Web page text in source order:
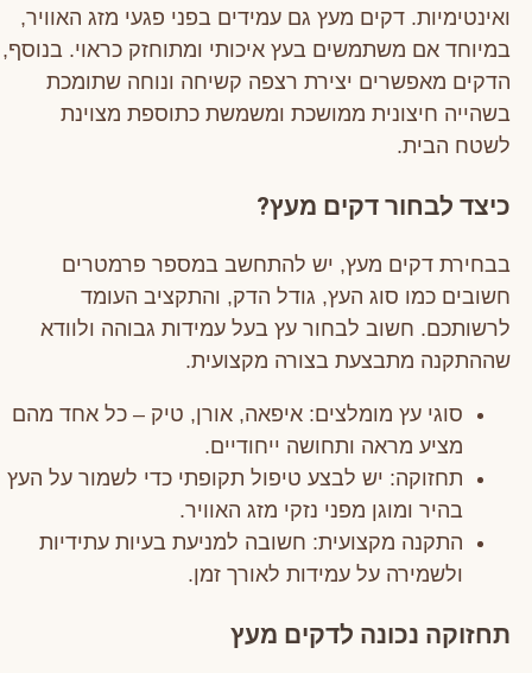
ואינטימיות. דקים מעץ גם עמידים בפני פגעי מזג האוויר,
במיוחד אם משתמשים בעץ איכותי ומתוחזק כראוי. בנוסף,
הדקים מאפשרים יצירת רצפה קשיחה ונוחה שתומכת
בשהייה חיצונית ממושכת ומשמשת כתוספת מצוינת
לשטח הבית.
כיצד לבחור דקים מעץ?
בבחירת דקים מעץ, יש להתחשב במספר פרמטרים
חשובים כמו סוג העץ, גודל הדק, והתקציב העומד
לרשותכם. חשוב לבחור עץ בעל עמידות גבוהה ולוודא
שההתקנה מתבצעת בצורה מקצועית.
סוגי עץ מומלצים: איפאה, אורן, טיק – כל אחד מהם
מציע מראה ותחושה ייחודיים.
תחזוקה: יש לבצע טיפול תקופתי כדי לשמור על העץ
בהיר ומוגן מפני נזקי מזג האוויר.
התקנה מקצועית: חשובה למניעת בעיות עתידיות
ולשמירה על עמידות לאורך זמן.
תחזוקה נכונה לדקים מעץ